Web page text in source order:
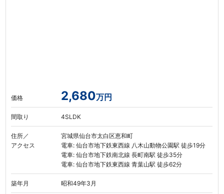
価格 2,680万円
間取り 4SLDK
住所／
アクセス
宮城県仙台市太白区恵和町
電車: 仙台市地下鉄東西線 八木山動物公園駅 徒歩19分
電車: 仙台市地下鉄南北線 長町南駅 徒歩35分
電車: 仙台市地下鉄東西線 青葉山駅 徒歩62分
築年月 昭和49年3月